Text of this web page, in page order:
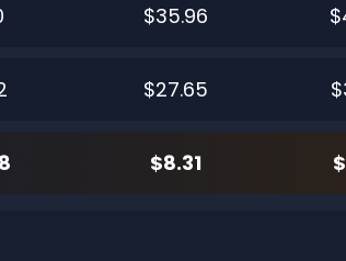
$35.96
$27.65
$8.31